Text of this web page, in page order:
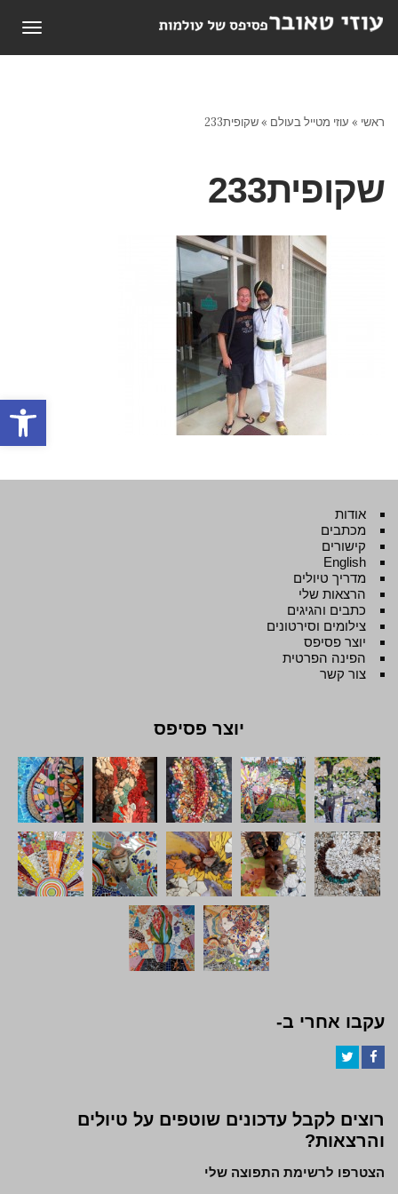
פתח
ראשי » עוזי מטייל בעולם »שקופית233
שקופית233
אודות
מכתבים
קישורים
English
מדריך טיולים
הרצאות שלי
כתבים והגיגים
צילומים וסירטונים
יוצר פסיפס
הפינה הפרטית
צור קשר
יוצר פסיפס
עקבו אחרי ב-
רוצים לקבל עדכונים שוטפים על טיולים
והרצאות?
הצטרפו לרשימת התפוצה שלי